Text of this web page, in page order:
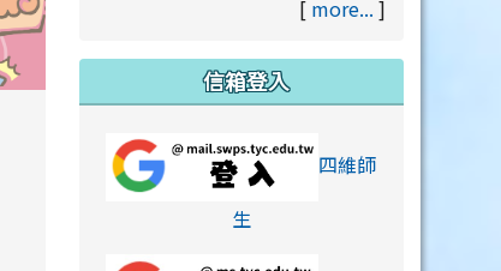
[ more... ]
信箱登入
四維師
生link to https://